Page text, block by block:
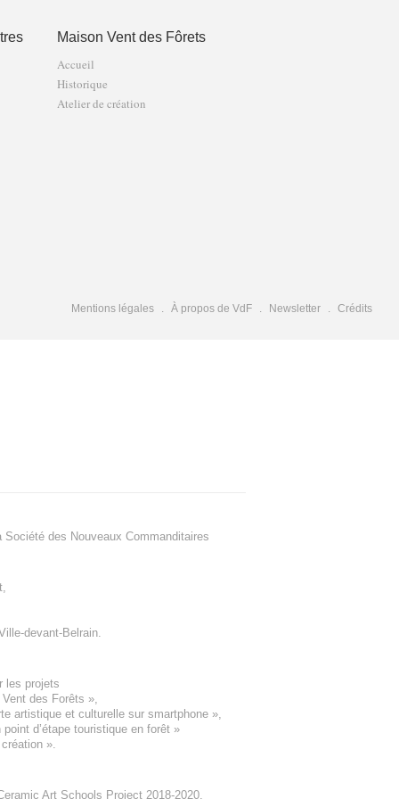
Maison Vent des Fôrets
Accueil
Historique
Atelier de création
Mentions légales À propos de VdF Newsletter Crédits
Société des Nouveaux Commanditaires
,
devant-Belrain.
les projets
des Forêts »,
artistique et culturelle sur smartphone »,
point d’étape touristique en forêt »
création ».
Art Schools Project 2018-2020,